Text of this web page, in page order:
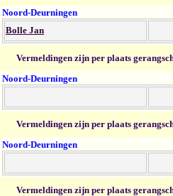
Noord-Deurningen
Bolle Jan
Vermeldingen zijn per plaats
Noord-Deurningen
Vermeldingen zijn per plaats
Noord-Deurningen
Vermeldingen zijn per plaats